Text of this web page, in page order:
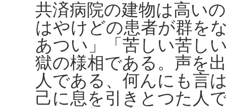
共済病院の建物は高い
はやけどの患者が群を
あつい」「苦しい苦し
獄の様相である。声を
人である、何んにも言
己に息を引きとつた人